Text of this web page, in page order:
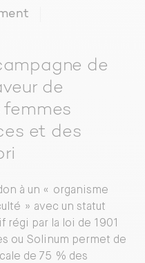
de
de
femmes
et des
à un « organisme
» avec un statut
régi par la loi de 1901
ou Solinum permet de
de 75 % des